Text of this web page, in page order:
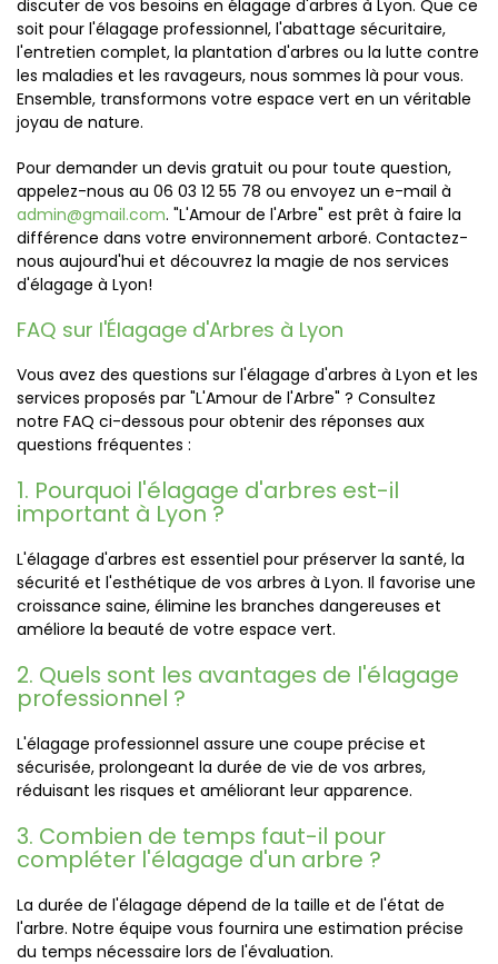
discuter de vos besoins en élagage d'arbres à Lyon. Que ce
soit pour l'élagage professionnel, l'abattage sécuritaire,
l'entretien complet, la plantation d'arbres ou la lutte contre
les maladies et les ravageurs, nous sommes là pour vous.
Ensemble, transformons votre espace vert en un véritable
joyau de nature.
Pour demander un devis gratuit ou pour toute question,
appelez-nous au 06 03 12 55 78 ou envoyez un e-mail à
admin@gmail.com. "L'Amour de l'Arbre" est prêt à faire la
différence dans votre environnement arboré. Contactez-
nous aujourd'hui et découvrez la magie de nos services
d'élagage à Lyon!
FAQ sur l'Élagage d'Arbres à Lyon
Vous avez des questions sur l'élagage d'arbres à Lyon et les
services proposés par "L'Amour de l'Arbre" ? Consultez
notre FAQ ci-dessous pour obtenir des réponses aux
questions fréquentes :
1. Pourquoi l'élagage d'arbres est-il
important à Lyon ?
L'élagage d'arbres est essentiel pour préserver la santé, la
sécurité et l'esthétique de vos arbres à Lyon. Il favorise une
croissance saine, élimine les branches dangereuses et
améliore la beauté de votre espace vert.
2. Quels sont les avantages de l'élagage
professionnel ?
L'élagage professionnel assure une coupe précise et
sécurisée, prolongeant la durée de vie de vos arbres,
réduisant les risques et améliorant leur apparence.
3. Combien de temps faut-il pour
compléter l'élagage d'un arbre ?
La durée de l'élagage dépend de la taille et de l'état de
l'arbre. Notre équipe vous fournira une estimation précise
du temps nécessaire lors de l'évaluation.